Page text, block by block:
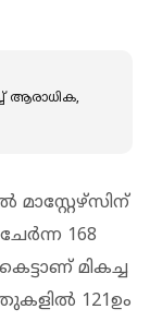
ആരാധിക,
മാസ്റ്റേഴ്സിന്
168
മികച്ച
121ഉം